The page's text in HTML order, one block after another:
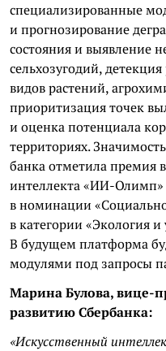
специализированные
и прогнозирование
состояния и выявление
сельхозугодий,
видов растений,
приоритизация точек
и оценка потенциала
территориях.
банка отметила премия
интеллекта «ИИ-
в номинации
в категории «Экология и
В будущем платформа
модулями под запросы
Марина Булова, вице-
развитию Сбербанка:
«Искусственный